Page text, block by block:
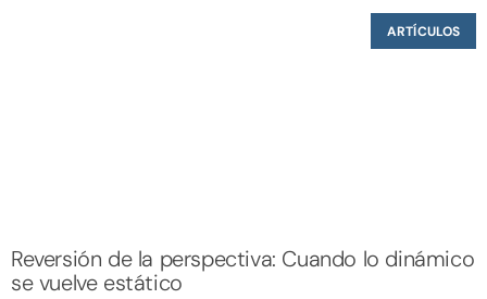
ARTÍCULOS
Reversión de la perspectiva: Cuando lo dinámico
se vuelve estático